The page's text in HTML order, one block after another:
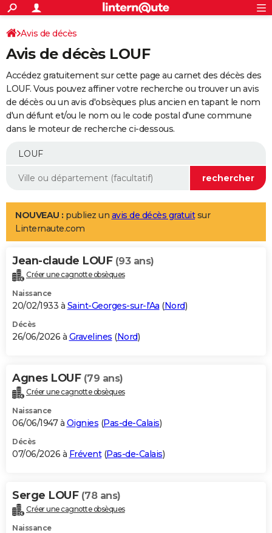
ACTUALITÉS
Politique
Société
Faits Divers
Education
Monde
Villes
+
SPORT
Coupe du monde 2026
Football
Tennis
Cyclisme
Rugby
Forum
Programme TV
TNTStreaming
Cinéma
Sorties cinéma
Musique
+
FINANCE
Retraite
Impôts
Epargne
Immobilier
Risques naturels par ville
Banque
Assurance
Crédit
AUTO
Essais
Réserver un essai
Citadines
Berlines
SUV
Forum auto
+
Mobiles
Meilleur smartphone
Internet
Ordinateurs
Jeux vidéo
Guide high-tech
Aménagement intérieur
LIFESTYLE
Art de vivre
Bien-être
Loisirs
Mode
Modes de vie
Alimentation
Guide de la santé
Maladies
Médicaments
Sommeil
VOYAGE
Destinations
City break
Voyage nature
Voyage de noces
Forum
Climat
+PHOTO
GUIDES D'ACHAT
BONS PLANS
Carte de Noël
Carte Bonne année
Carte Saint-Valentin
Carte Pâques
Carte d'anniversaire
DICTIONNAIRE
Dictionnaire
Biographies
Citations
Expressions
Proverbes
PROGRAMME TV
S'inscrire
Se connecter
Lycées
Collèges
Primaires
Universités
Entreprises
Service militaire
Avis de recherche
AVIS DE DÉCÈS
Bricolage
Lifestyle
Culture
Sport
Auto
Television
Voyage
Cinema
Avis de décès
Avis de décès LOUF
Accédez gratuitement sur cette page au carnet des décès des
LOUF. Vous pouvez affiner votre recherche ou trouver un avis
de décès ou un avis d'obsèques plus ancien en tapant le nom
d'un défunt et/ou le nom ou le code postal d'une commune
dans le moteur de recherche ci-dessous.
NOUVEAU : publiez un avis de décès gratuitsur
Linternaute.com
Jean-claude LOUF (93 ans)
Créer une cagnotte obsèques
Naissance
20/02/1933 à Saint-Georges-sur-l'Aa (Nord)
Décès
26/06/2026 à Gravelines (Nord)
Agnes LOUF (79 ans)
Créer une cagnotte obsèques
Naissance
06/06/1947 à Oignies (Pas-de-Calais)
Décès
07/06/2026 à Frévent(Pas-de-Calais)
Serge LOUF (78 ans)
Créer une cagnotte obsèques
Naissance